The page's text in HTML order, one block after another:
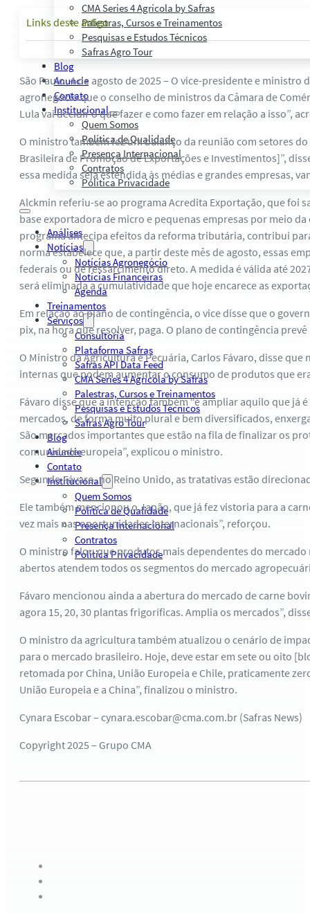
CMA Series 4 Agrícola by Safras
Palestras, Cursos e Treinamentos
Pesquisas e Estudos Técnicos
Safras Agro Tour
Blog
Anuncie
Contato
Institucional
Quem Somos
Política de Qualidade
Presença Internacional
Contratos
Política Privacidade
Análises
Notícias
Notícias Agronegócio
Notícias Financeiras
Agenda
Treinamentos
Serviços
Consultoria
Plataforma Safras
Safras API Data Feed
CMA Series 4 Agrícola by Safras
Palestras, Cursos e Treinamentos
Pesquisas e Estudos Técnicos
Safras Agro Tour
Blog
Anuncie
Contato
Institucional
Quem Somos
Política de Qualidade
Presença Internacional
Contratos
Política Privacidade
Links deste artigo
São Paulo, 4 de agosto de 2025 – O vice-presidente e
agronegócio que o conselho de ministros da Câmara de
Lula vai decidir o que fazer e como fazer em relação a isso”,
O ministro também fez um balanço da reunião com setores
Brasileira de Promoção de Exportações e Investimentos]”,
essa medida seja estendida às médias e grandes empresas,
Alckmin referiu-se ao programa Acredita Exportação, que foi
base exportadora de micro e pequenas empresas por meio
programa antecipa efeitos da reforma tributária, contribui
norma estabelece que, a partir deste mês de agosto, essas
federais ou de ressarcimento direto. A medida é válida até
será eliminada a cumulatividade que hoje encarece as
Em relação ao plano de contingência, o vice disse que o
pix, na hora que resolver, paga. O plano de contingência
O Ministro da Agricultura e Pecuária, Carlos Fávaro, disse
internas que podem aumentar o consumo de produtos que
Fávaro disse que a intenção também “é ampliar aquilo que já
mercados, de forma muito plural e bem diversificados,
São mercados importantes que estão na fila de finalizar os
comunidade europeia”, explicou o ministro.
Segundo Fávaro, no Reino Unido, as tratativas estão
Ele também mencionou o Japão, que já fez vistoria para a
vez mais nas oportunidades internacionais”, reforçou.
O ministro falou que produtos mais dependentes do
abertos atendem todos os segmentos do mercado
Fávaro mencionou ainda a abertura do mercado de carne
agora 15, 20, 30 plantas frigoríficas. Amplia os mercados”,
O ministro da agricultura também atualizou o cenário de
para o mercado brasileiro. Hoje, deve estar em sete ou oito
retomada por China, União Europeia e Chile, praticamente
União Europeia e a China”, finalizou o ministro.
Cynara Escobar – cynara.escobar@cma.com.br (Safras News)
Copyright 2025 – Grupo CMA